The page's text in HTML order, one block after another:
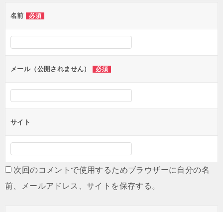
ー
シ
ン
名前 必須
メール（公開されません） 必須
サイト
次回のコメントで使用するためブラウザーに自分の名
前、メールアドレス、サイトを保存する。